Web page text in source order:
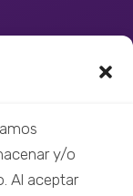
y/o
Al aceptar